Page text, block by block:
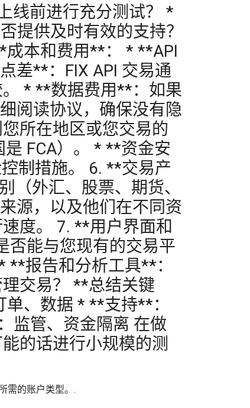
线前进行充分测试？ *
提供及时有效的支持？
成本和费用**： * **API
差**：FIX API 交易通
* **数据费用**：如果
阅读协议，确保没有隐
所在地区或您交易的
FCA）。 * **资金安
制措施。 6. **交易产
外汇、股票、期货、
源，以及他们在不同资
度。 7. **用户界面和
否能与您现有的交易平
**报告和分析工具**：
交易？ **总结关键
、数据 * **支持**：
监管、资金隔离 在做
的话进行小规模的测
需的账户类型。.